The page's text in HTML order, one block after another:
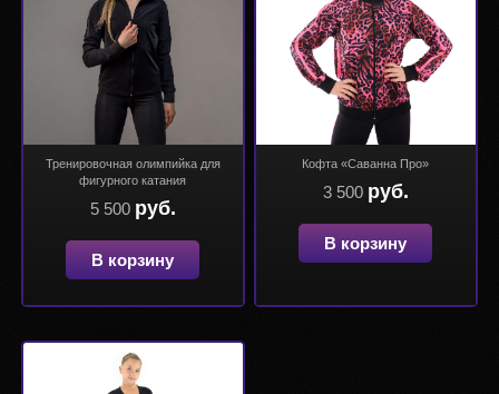
Тренировочная олимпийка для
фигурного катания
5 500 руб.
В корзину
Кофта «Саванна Про»
3 500 руб.
В корзину